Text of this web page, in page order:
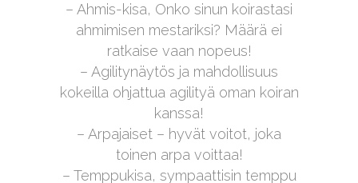
– Ahmis-kisa, Onko sinun koirastasi
ahmimisen mestariksi? Määrä ei
ratkaise vaan nopeus!
– Agilitynäytös ja mahdollisuus
kokeilla ohjattua agilityä oman koiran
kanssa!
– Arpajaiset – hyvät voitot, joka
toinen arpa voittaa!
– Temppukisa, sympaattisin temppu